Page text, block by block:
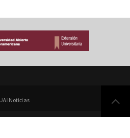
Noticias